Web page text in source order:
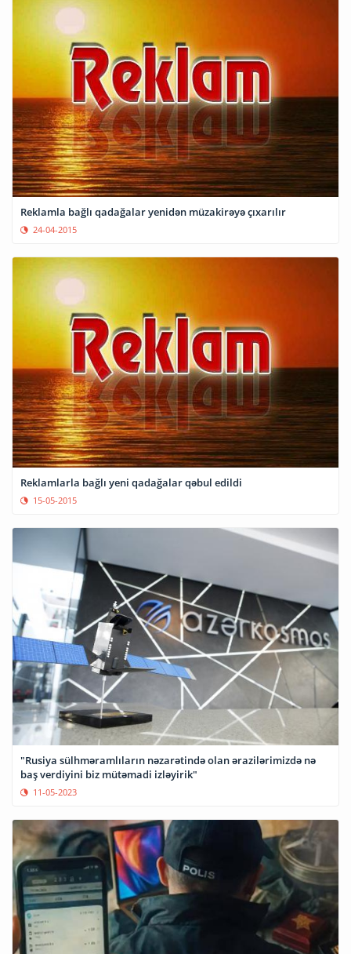
Reklamla bağlı qadağalar yenidən müzakirəyə çıxarılır
24-04-2015
Reklamlarla bağlı yeni qadağalar qəbul edildi
15-05-2015
"Rusiya sülhməramlıların nəzarətində olan ərazilərimizdə nə
baş verdiyini biz mütəmadi izləyirik"
11-05-2023